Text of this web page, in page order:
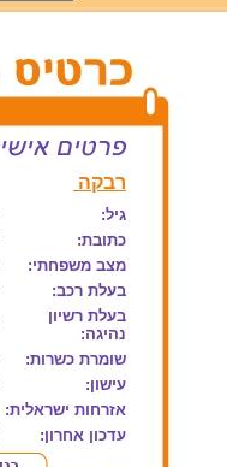
רבקה
גיל:
כתובת:
מצב משפחתי:
בעלת רכב:
בעלת רשיון
נהיגה:
שומרת כשרות:
עישון:
אזרחות ישראלית:
עדכון אחרון: